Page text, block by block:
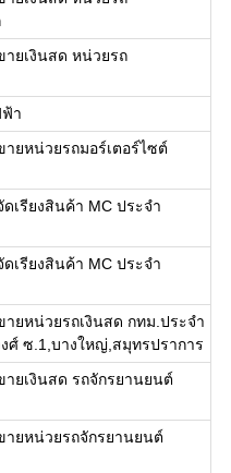
ยเงินสด หน่วยรถ
า
ยหน่วยรถมอร์เตอร์ไซต์
เรียงสินค้า MC ประจำ
เรียงสินค้า MC ประจำ
ยหน่วยรถเงินสด กทม.ประจำ
ศ์ ซ.1,บางใหญ่,สมุทรปราการ
ยเงินสด รถจักรยานยนต์
ายหน่วยรถจักรยานยนต์